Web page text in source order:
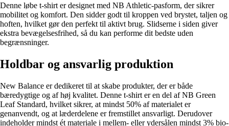
Denne løbe t-shirt er designet med NB Athletic-pasform, der sikrer
mobilitet og komfort. Den sidder godt til kroppen ved brystet, taljen og
hoften, hvilket gør den perfekt til aktivt brug. Slidserne i siden giver
ekstra bevægelsesfrihed, så du kan performe dit bedste uden
begrænsninger.
Holdbar og ansvarlig produktion
New Balance er dedikeret til at skabe produkter, der er både
bæredygtige og af høj kvalitet. Denne t-shirt er en del af NB Green
Leaf Standard, hvilket sikrer, at mindst 50% af materialet er
genanvendt, og at læderdelene er fremstillet ansvarligt. Derudover
indeholder mindst ét materiale i mellem- eller ydersålen mindst 3% bio-